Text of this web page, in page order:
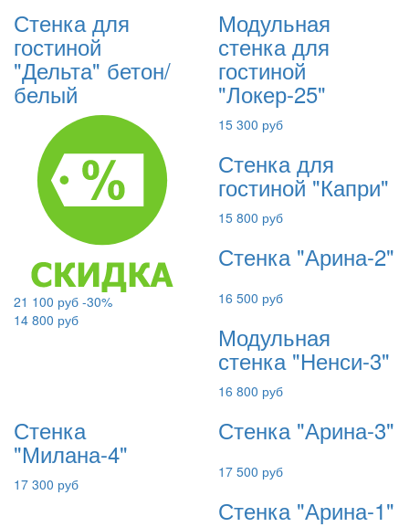
Стенка для
гостиной
"Дельта" бетон/
белый
21 100 руб -30%
14 800 руб
Модульная
стенка для
гостиной
"Локер-25"
15 300 руб
Стенка для
гостиной "Капри"
15 800 руб
Стенка "Арина-2"
16 500 руб
Модульная
стенка "Ненси-3"
16 800 руб
Стенка
"Милана-4"
17 300 руб
Стенка "Арина-3"
17 500 руб
Стенка "Арина-1"